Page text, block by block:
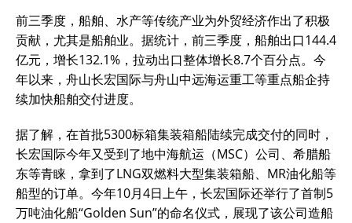
前三季度，船舶、水产等传统产业为外贸经济作出了积极
贡献，尤其是船舶业。据统计，前三季度，船舶出口144.4
亿元，增长132.1%，拉动出口整体增长8.7个百分点。今
年以来，舟山长宏国际与舟山中远海运重工等重点船企持
续加快船舶交付进度。
据了解，在首批5300标箱集装箱船陆续完成交付的同时，
长宏国际今年又受到了地中海航运（MSC）公司、希腊船
东等青睐，拿到了LNG双燃料大型集装箱船、MR油化船等
船型的订单。今年10月4日上午，长宏国际还举行了首制5
万吨油化船“Golden Sun”的命名仪式，展现了该公司造船